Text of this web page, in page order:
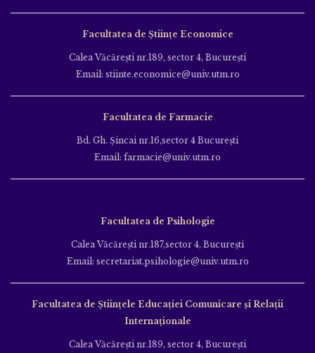
Facultatea de Științe Economice
Calea Văcăreşti nr.189, sector 4, Bucureşti
Email: stiinte.economice@univ.utm.ro
Facultatea de Farmacie
Bd. Gh. Şincai nr.16,sector 4 Bucureşti
Email: farmacie@univ.utm.ro
Facultatea de Psihologie
Calea Văcăreşti nr.187,sector 4, Bucureşti
Email: secretariat.psihologie@univ.utm.ro
Facultatea de Ştiinţele Educației Comunicare și Relații
Internaționale
Calea Văcăreşti nr.189, sector 4, Bucureşti